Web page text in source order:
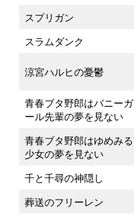
スプリガン
スラムダンク
涼宮ハルヒの憂鬱
青春ブタ野郎はバニーガ
ール先輩の夢を見ない
青春ブタ野郎はゆめみる
少女の夢を見ない
千と千尋の神隠し
葬送のフリーレン